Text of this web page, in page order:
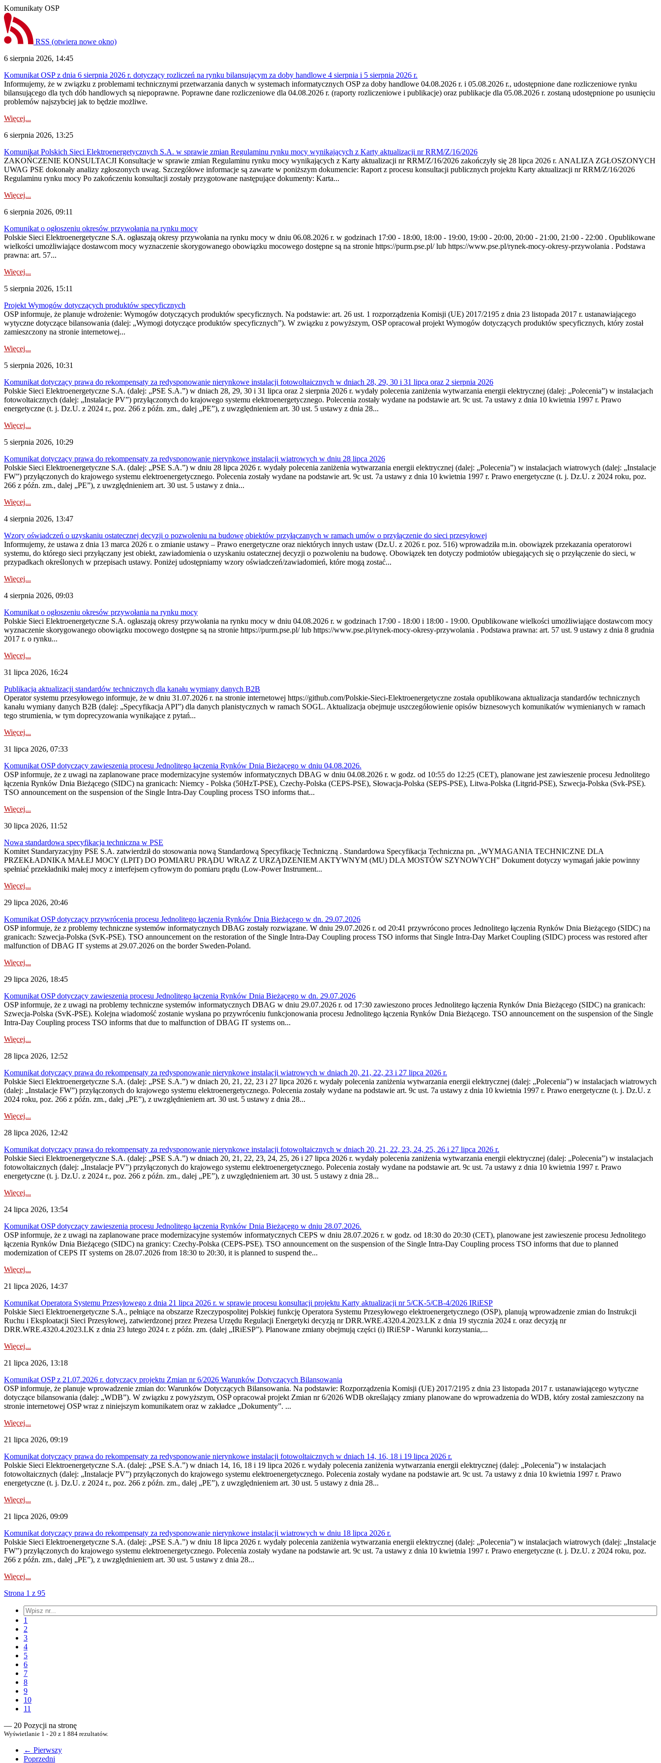
Komunikaty OSP
RSS (otwiera nowe okno)
6 sierpnia 2026, 14:45
Komunikat OSP z dnia 6 sierpnia 2026 r. dotyczący rozliczeń na rynku bilansującym za doby handlowe 4 sierpnia i 5 sierpnia 2026 r.
Informujemy, że w związku z problemami technicznymi przetwarzania danych w systemach informatycznych OSP za doby handlowe 04.08.2026 r. i 05.08.2026 r., udostępnione dane rozliczeniowe rynku
bilansującego dla tych dób handlowych są niepoprawne. Poprawne dane rozliczeniowe dla 04.08.2026 r. (raporty rozliczeniowe i publikacje) oraz publikacje dla 05.08.2026 r. zostaną udostępnione po usunięciu
problemów najszybciej jak to będzie możliwe.
Więcej...
6 sierpnia 2026, 13:25
Komunikat Polskich Sieci Elektroenergetycznych S.A. w sprawie zmian Regulaminu rynku mocy wynikających z Karty aktualizacji nr RRM/Z/16/2026
ZAKOŃCZENIE KONSULTACJI Konsultacje w sprawie zmian Regulaminu rynku mocy wynikających z Karty aktualizacji nr RRM/Z/16/2026 zakończyły się 28 lipca 2026 r. ANALIZA ZGŁOSZONYCH
UWAG PSE dokonały analizy zgłoszonych uwag. Szczegółowe informacje są zawarte w poniższym dokumencie: Raport z procesu konsultacji publicznych projektu Karty aktualizacji nr RRM/Z/16/2026
Regulaminu rynku mocy Po zakończeniu konsultacji zostały przygotowane następujące dokumenty: Karta...
Więcej...
6 sierpnia 2026, 09:11
Komunikat o ogłoszeniu okresów przywołania na rynku mocy
Polskie Sieci Elektroenergetyczne S.A. ogłaszają okresy przywołania na rynku mocy w dniu 06.08.2026 r. w godzinach 17:00 - 18:00, 18:00 - 19:00, 19:00 - 20:00, 20:00 - 21:00, 21:00 - 22:00 . Opublikowane
wielkości umożliwiające dostawcom mocy wyznaczenie skorygowanego obowiązku mocowego dostępne są na stronie https://purm.pse.pl/ lub https://www.pse.pl/rynek-mocy-okresy-przywolania . Podstawa
prawna: art. 57...
Więcej...
5 sierpnia 2026, 15:11
Projekt Wymogów dotyczących produktów specyficznych
OSP informuje, że planuje wdrożenie: Wymogów dotyczących produktów specyficznych. Na podstawie: art. 26 ust. 1 rozporządzenia Komisji (UE) 2017/2195 z dnia 23‍ listopada 2017 r. ustanawiającego
wytyczne dotyczące bilansowania (dalej: „Wymogi dotyczące produktów specyficznych”). W związku z powyższym, OSP opracował projekt Wymogów dotyczących produktów specyficznych, który został
zamieszczony na stronie internetowej...
Więcej...
5 sierpnia 2026, 10:31
Komunikat dotyczący prawa do rekompensaty za redysponowanie nierynkowe instalacji fotowoltaicznych w dniach 28, 29, 30 i 31 lipca oraz 2 sierpnia 2026
Polskie Sieci Elektroenergetyczne S.A. (dalej: „PSE S.A.”) w dniach 28, 29, 30 i 31 lipca oraz 2 sierpnia 2026 r. wydały polecenia zaniżenia wytwarzania energii elektrycznej (dalej: „Polecenia”) w instalacjach
fotowoltaicznych (dalej: „Instalacje PV”) przyłączonych do krajowego systemu elektroenergetycznego. Polecenia zostały wydane na podstawie art. 9c ust. 7a ustawy z dnia 10 kwietnia 1997 r. Prawo
energetyczne (t. j. Dz.U. z 2024 r., poz. 266 z późn. zm., dalej „PE”), z uwzględnieniem art. 30 ust. 5 ustawy z dnia 28...
Więcej...
5 sierpnia 2026, 10:29
Komunikat dotyczący prawa do rekompensaty za redysponowanie nierynkowe instalacji wiatrowych w dniu 28 lipca 2026
Polskie Sieci Elektroenergetyczne S.A. (dalej: „PSE S.A.”) w dniu 28 lipca 2026 r. wydały polecenia zaniżenia wytwarzania energii elektrycznej (dalej: „Polecenia”) w instalacjach wiatrowych (dalej: „Instalacje
FW”) przyłączonych do krajowego systemu elektroenergetycznego. Polecenia zostały wydane na podstawie art. 9c ust. 7a ustawy z dnia 10 kwietnia 1997 r. Prawo energetyczne (t. j. Dz.U. z 2024 roku, poz.
266 z późn. zm., dalej „PE”), z uwzględnieniem art. 30 ust. 5 ustawy z dnia...
Więcej...
4 sierpnia 2026, 13:47
Wzory oświadczeń o uzyskaniu ostatecznej decyzji o pozwoleniu na budowę obiektów przyłączanych w ramach umów o przyłączenie do sieci przesyłowej
Informujemy, że ustawa z dnia 13 marca 2026 r. o zmianie ustawy – Prawo energetyczne oraz niektórych innych ustaw (Dz.U. z 2026 r. poz. 516) wprowadziła m.in. obowiązek przekazania operatorowi
systemu, do którego sieci przyłączany jest obiekt, zawiadomienia o uzyskaniu ostatecznej decyzji o pozwoleniu na budowę. Obowiązek ten dotyczy podmiotów ubiegających się o przyłączenie do sieci, w
przypadkach określonych w przepisach ustawy. Poniżej udostępniamy wzory oświadczeń/zawiadomień, które mogą zostać...
Więcej...
4 sierpnia 2026, 09:03
Komunikat o ogłoszeniu okresów przywołania na rynku mocy
Polskie Sieci Elektroenergetyczne S.A. ogłaszają okresy przywołania na rynku mocy w dniu 04.08.2026 r. w godzinach 17:00 - 18:00 i 18:00 - 19:00. Opublikowane wielkości umożliwiające dostawcom mocy
wyznaczenie skorygowanego obowiązku mocowego dostępne są na stronie https://purm.pse.pl/ lub https://www.pse.pl/rynek-mocy-okresy-przywolania . Podstawa prawna: art. 57 ust. 9 ustawy z dnia 8 grudnia
2017 r. o rynku...
Więcej...
31 lipca 2026, 16:24
Publikacja aktualizacji standardów technicznych dla kanału wymiany danych B2B
Operator systemu przesyłowego informuje, że w dniu 31.07.2026 r. na stronie internetowej https://github.com/Polskie-Sieci-Elektroenergetyczne została opublikowana aktualizacja standardów technicznych
kanału wymiany danych B2B (dalej: „Specyfikacja API”) dla danych planistycznych w ramach SOGL. Aktualizacja obejmuje uszczegółowienie opisów biznesowych komunikatów wymienianych w ramach
tego strumienia, w tym doprecyzowania wynikające z pytań...
Więcej...
31 lipca 2026, 07:33
Komunikat OSP dotyczący zawieszenia procesu Jednolitego łączenia Rynków Dnia Bieżącego w dniu 04.08.2026.
OSP informuje, że z uwagi na zaplanowane prace modernizacyjne systemów informatycznych DBAG w dniu 04.08.2026 r. w godz. od 10:55 do 12:25 (CET), planowane jest zawieszenie procesu Jednolitego
łączenia Rynków Dnia Bieżącego (SIDC) na granicach: Niemcy - Polska (50HzT-PSE), Czechy-Polska (CEPS-PSE), Słowacja-Polska (SEPS-PSE), Litwa-Polska (Litgrid-PSE), Szwecja-Polska (Svk-PSE).
TSO announcement on the suspension of the Single Intra-Day Coupling process TSO informs that...
Więcej...
30 lipca 2026, 11:52
Nowa standardowa specyfikacja techniczna w PSE
Komitet Standaryzacyjny PSE S.A. zatwierdził do stosowania nową Standardową Specyfikację Techniczną . Standardowa Specyfikacja Techniczna pn. „WYMAGANIA TECHNICZNE DLA
PRZEKŁADNIKA MAŁEJ MOCY (LPIT) DO POMIARU PRĄDU WRAZ Z URZĄDZENIEM AKTYWNYM (MU) DLA MOSTÓW SZYNOWYCH” Dokument dotyczy wymagań jakie powinny
spełniać przekładniki małej mocy z interfejsem cyfrowym do pomiaru prądu (Low-Power Instrument...
Więcej...
29 lipca 2026, 20:46
Komunikat OSP dotyczący przywrócenia procesu Jednolitego łączenia Rynków Dnia Bieżącego w dn. 29.07.2026
OSP informuje, że z problemy techniczne systemów informatycznych DBAG zostały rozwiązane. W dniu 29.07.2026 r. od 20:41 przywrócono proces Jednolitego łączenia Rynków Dnia Bieżącego (SIDC) na
granicach: Szwecja-Polska (SvK-PSE). TSO announcement on the restoration of the Single Intra-Day Coupling process TSO informs that Single Intra-Day Market Coupling (SIDC) process was restored after
malfunction of DBAG IT systems at 29.07.2026 on the border Sweden-Poland.
Więcej...
29 lipca 2026, 18:45
Komunikat OSP dotyczący zawieszenia procesu Jednolitego łączenia Rynków Dnia Bieżącego w dn. 29.07.2026
OSP informuje, że z uwagi na problemy techniczne systemów informatycznych DBAG w dniu 29.07.2026 r. od 17:30 zawieszono proces Jednolitego łączenia Rynków Dnia Bieżącego (SIDC) na granicach:
Szwecja-Polska (SvK-PSE). Kolejna wiadomość zostanie wysłana po przywróceniu funkcjonowania procesu Jednolitego łączenia Rynków Dnia Bieżącego. TSO announcement on the suspension of the Single
Intra-Day Coupling process TSO informs that due to malfunction of DBAG IT systems on...
Więcej...
28 lipca 2026, 12:52
Komunikat dotyczący prawa do rekompensaty za redysponowanie nierynkowe instalacji wiatrowych w dniach 20, 21, 22, 23 i 27 lipca 2026 r.
Polskie Sieci Elektroenergetyczne S.A. (dalej: „PSE S.A.”) w dniach 20, 21, 22, 23 i 27 lipca 2026 r. wydały polecenia zaniżenia wytwarzania energii elektrycznej (dalej: „Polecenia”) w instalacjach wiatrowych
(dalej: „Instalacje FW”) przyłączonych do krajowego systemu elektroenergetycznego. Polecenia zostały wydane na podstawie art. 9c ust. 7a ustawy z dnia 10 kwietnia 1997 r. Prawo energetyczne (t. j. Dz.U. z
2024 roku, poz. 266 z późn. zm., dalej „PE”), z uwzględnieniem art. 30 ust. 5 ustawy z dnia 28...
Więcej...
28 lipca 2026, 12:42
Komunikat dotyczący prawa do rekompensaty za redysponowanie nierynkowe instalacji fotowoltaicznych w dniach 20, 21, 22, 23, 24, 25, 26 i 27 lipca 2026 r.
Polskie Sieci Elektroenergetyczne S.A. (dalej: „PSE S.A.”) w dniach 20, 21, 22, 23, 24, 25, 26 i 27 lipca 2026 r. wydały polecenia zaniżenia wytwarzania energii elektrycznej (dalej: „Polecenia”) w instalacjach
fotowoltaicznych (dalej: „Instalacje PV”) przyłączonych do krajowego systemu elektroenergetycznego. Polecenia zostały wydane na podstawie art. 9c ust. 7a ustawy z dnia 10 kwietnia 1997 r. Prawo
energetyczne (t. j. Dz.U. z 2024 r., poz. 266 z późn. zm., dalej „PE”), z uwzględnieniem art. 30 ust. 5 ustawy z dnia 28...
Więcej...
24 lipca 2026, 13:54
Komunikat OSP dotyczący zawieszenia procesu Jednolitego łączenia Rynków Dnia Bieżącego w dniu 28.07.2026.
OSP informuje, że z uwagi na zaplanowane prace modernizacyjne systemów informatycznych CEPS w dniu 28.07.2026 r. w godz. od 18:30 do 20:30 (CET), planowane jest zawieszenie procesu Jednolitego
łączenia Rynków Dnia Bieżącego (SIDC) na granicy: Czechy-Polska (CEPS-PSE). TSO announcement on the suspension of the Single Intra-Day Coupling process TSO informs that due to planned
modernization of CEPS IT systems on 28.07.2026 from 18:30 to 20:30, it is planned to suspend the...
Więcej...
21 lipca 2026, 14:37
Komunikat Operatora Systemu Przesyłowego z dnia 21 lipca 2026 r. w sprawie procesu konsultacji projektu Karty aktualizacji nr 5/CK-5/CB-4/2026 IRiESP
Polskie Sieci Elektroenergetyczne S.A., pełniące na obszarze Rzeczypospolitej Polskiej funkcję Operatora Systemu Przesyłowego elektroenergetycznego (OSP), planują wprowadzenie zmian do Instrukcji
Ruchu i Eksploatacji Sieci Przesyłowej, zatwierdzonej przez Prezesa Urzędu Regulacji Energetyki decyzją nr DRR.WRE.4320.4.2023.LK z dnia 19 stycznia 2024 r. oraz decyzją nr
DRR.WRE.4320.4.2023.LK z dnia 23 lutego 2024 r. z późn. zm. (dalej „IRiESP”). Planowane zmiany obejmują części (i) IRiESP - Warunki korzystania,...
Więcej...
21 lipca 2026, 13:18
Komunikat OSP z 21.07.2026 r. dotyczący projektu Zmian nr 6/2026 Warunków Dotyczących Bilansowania
OSP informuje, że planuje wprowadzenie zmian do: Warunków Dotyczących Bilansowania. Na podstawie: Rozporządzenia Komisji (UE) 2017/2195 z dnia 23‍ listopada 2017 r. ustanawiającego wytyczne
dotyczące bilansowania (dalej: „WDB”). W związku z powyższym, OSP opracował projekt Zmian nr 6/2026 WDB określający zmiany planowane do wprowadzenia do WDB, który został zamieszczony na
stronie internetowej OSP wraz z niniejszym komunikatem oraz w zakładce „Dokumenty”. ...
Więcej...
21 lipca 2026, 09:19
Komunikat dotyczący prawa do rekompensaty za redysponowanie nierynkowe instalacji fotowoltaicznych w dniach 14, 16, 18 i 19 lipca 2026 r.
Polskie Sieci Elektroenergetyczne S.A. (dalej: „PSE S.A.”) w dniach 14, 16, 18 i 19 lipca 2026 r. wydały polecenia zaniżenia wytwarzania energii elektrycznej (dalej: „Polecenia”) w instalacjach
fotowoltaicznych (dalej: „Instalacje PV”) przyłączonych do krajowego systemu elektroenergetycznego. Polecenia zostały wydane na podstawie art. 9c ust. 7a ustawy z dnia 10 kwietnia 1997 r. Prawo
energetyczne (t. j. Dz.U. z 2024 r., poz. 266 z późn. zm., dalej „PE”), z uwzględnieniem art. 30 ust. 5 ustawy z dnia 28...
Więcej...
21 lipca 2026, 09:09
Komunikat dotyczący prawa do rekompensaty za redysponowanie nierynkowe instalacji wiatrowych w dniu 18 lipca 2026 r.
Polskie Sieci Elektroenergetyczne S.A. (dalej: „PSE S.A.”) w dniu 18 lipca 2026 r. wydały polecenia zaniżenia wytwarzania energii elektrycznej (dalej: „Polecenia”) w instalacjach wiatrowych (dalej: „Instalacje
FW”) przyłączonych do krajowego systemu elektroenergetycznego. Polecenia zostały wydane na podstawie art. 9c ust. 7a ustawy z dnia 10 kwietnia 1997 r. Prawo energetyczne (t. j. Dz.U. z 2024 roku, poz.
266 z późn. zm., dalej „PE”), z uwzględnieniem art. 30 ust. 5 ustawy z dnia 28...
Więcej...
Strona 1 z 95
1
2
3
4
5
6
7
8
9
10
11
— 20 Pozycji na stronę
Wyświetlanie 1 - 20 z 1 884 rezultatów.
← Pierwszy
Poprzedni